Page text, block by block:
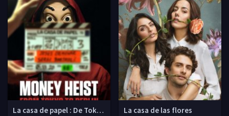
La casa de papel : De Tokyo à BerlinLa casa de las flores